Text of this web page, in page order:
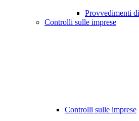
Provvedimenti
Controlli sulle imprese
Controlli sulle imprese